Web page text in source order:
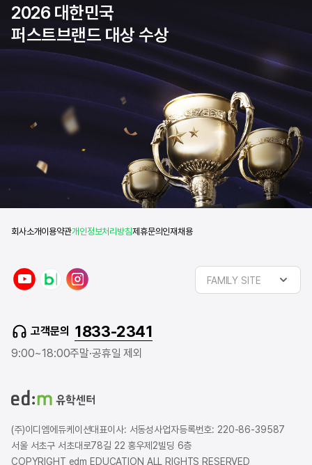
2026 대한민국
퍼스트브랜드 대상 수상
회사소개이용약관개인정보처리방침제휴문의 인재채용
u
n
a
r
l
a
FAMILY SITE
고객문의 1833-2341
9:00~18:00주말·공휴일 제외
(주)이디엠에듀케이션대표이사: 서동성사업자등록번호: 220-86-39587
서울 서초구 서초대로78길 22 홍우제2빌딩 6층
COPYRIGHT edm EDUCATION ALL RIGHTS RESERVED